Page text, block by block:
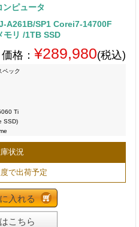
ピュータ
A261B/SP1 Corei7-14700F
モリ /1TB SSD
格： ¥289,980(税込)
ペック
Ti
SSD)
状況
で出荷予定
入れる
こちら